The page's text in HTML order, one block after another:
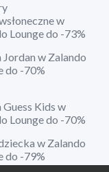
w
Lounge do -73%
w Zalando
do -70%
Kids w
Lounge do -70%
w Zalando
do -79%